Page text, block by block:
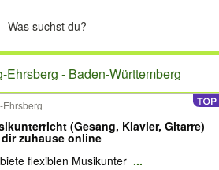
Ehrsberg - Baden-Württemberg
Ehrsberg
(Gesang, Klavier, Gitarre)
zuhause online
flexiblen Musikunter ...